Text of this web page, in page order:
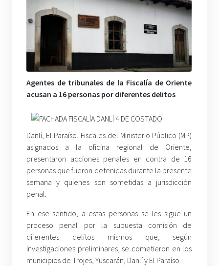
Agentes de tribunales de la Fiscalía de Oriente
acusan a 16 personas por diferentes delitos
Danlí, El Paraíso. Fiscales del Ministerio Público (MP)
asignados a la oficina regional de Oriente,
presentaron acciones penales en contra de 16
personas que fueron detenidas durante la presente
semana y quienes son sometidas a jurisdicción
penal.
En ese sentido, a estas personas se les sigue un
proceso penal por la supuesta comisión de
diferentes delitos mismos que, según
investigaciones preliminares, se cometieron en los
municipios de Trojes, Yuscarán, Danlí y El Paraíso.